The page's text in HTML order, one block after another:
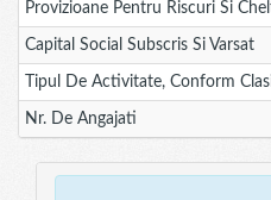
Provizioane Pentru Riscuri Si
Capital Social Subscris Si Varsat
Tipul De Activitate, Conform
Nr. De Angajati